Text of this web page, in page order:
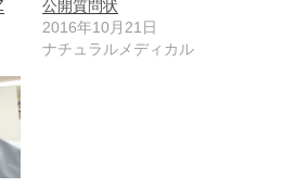
公開質問状
2016年10月21日
ナチュラルメディカル